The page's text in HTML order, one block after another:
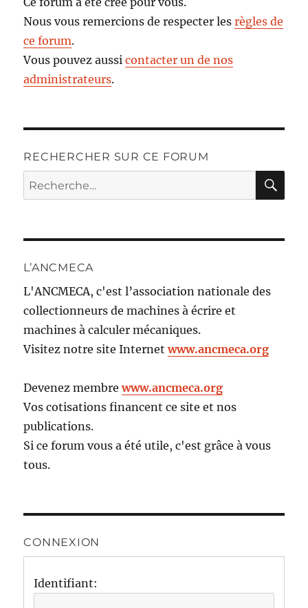
Nous vous remercions de respecter lesrègles de
ce forum.
Vous pouvez aussicontacter un de nos
administrateurs.
RECHERCHER SUR CE FORUM
Recherche
pour :
L’ANCMECA
L'ANCMECA, c'est l’association nationale des
collectionneurs de machines à écrire et
machines à calculer mécaniques.
Visitez notre site Internetwww.ancmeca.org
Devenez membrewww.ancmeca.org
Vos cotisations financent ce site et nos
publications.
Si ce forum vous a été utile, c'est grâce à vous
tous.
CONNEXION
Identifiant: